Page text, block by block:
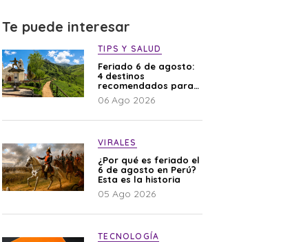
Te puede interesar
TIPS Y SALUD
Feriado 6 de agosto:
4 destinos
recomendados para
disfrutar el descanso
06 Ago 2026
VIRALES
¿Por qué es feriado el
6 de agosto en Perú?
Esta es la historia
05 Ago 2026
TECNOLOGÍA